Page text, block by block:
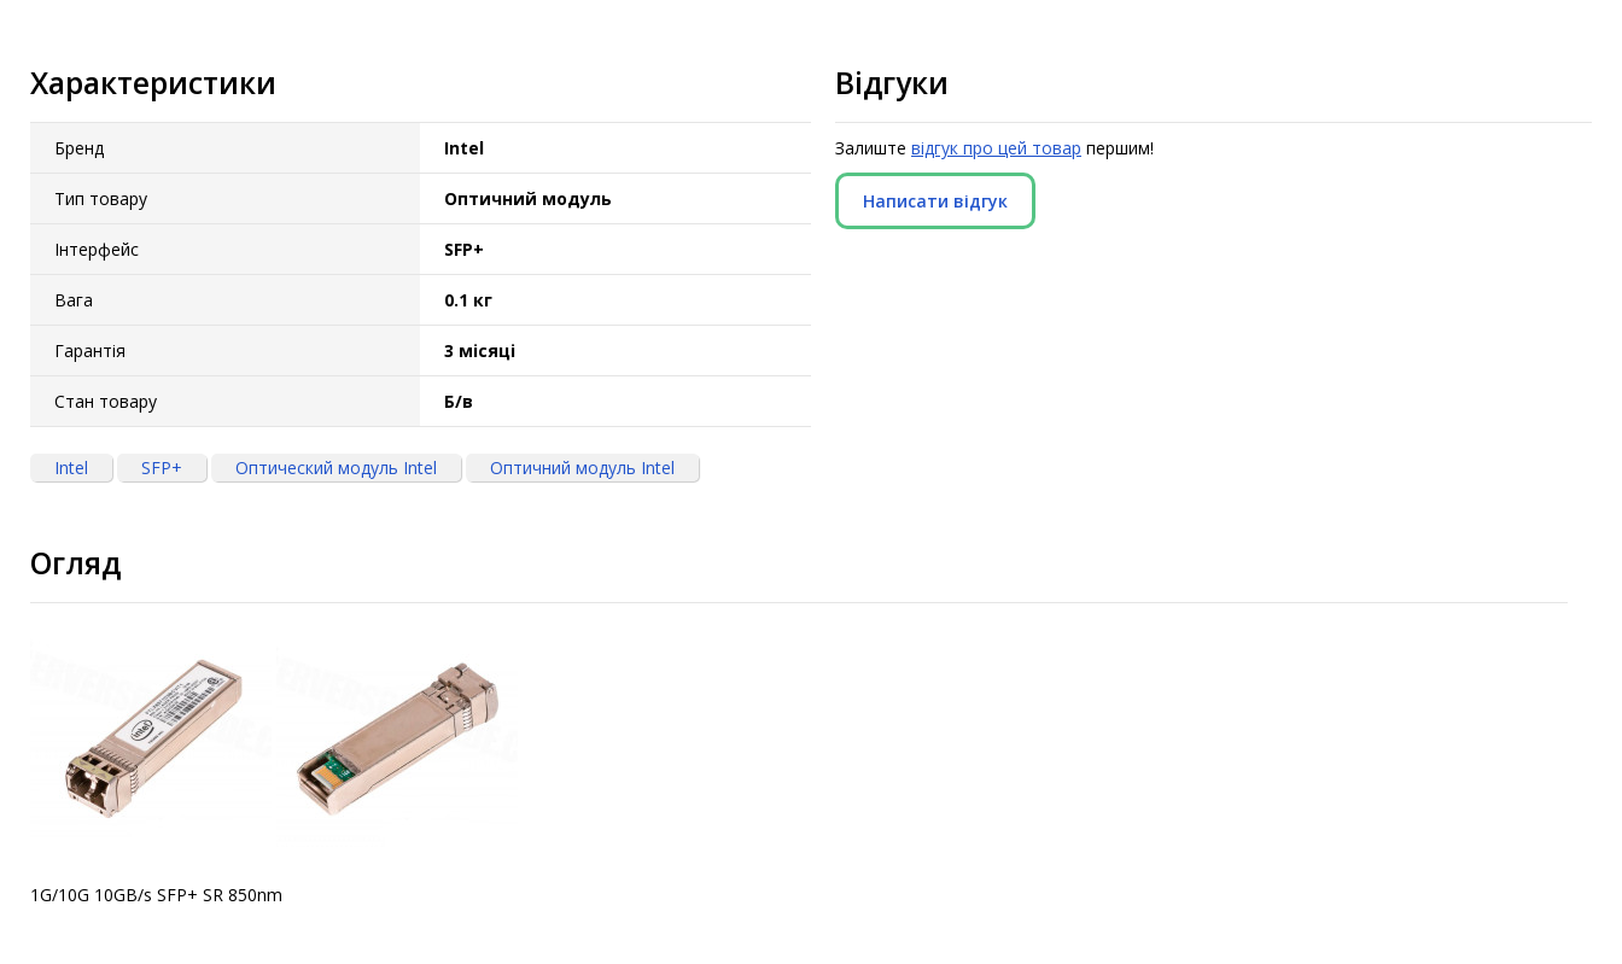
Характеристики
Бренд Intel
Тип товару Оптичний модуль
Інтерфейс SFP+
Вага 0.1 кг
Гарантія 3 місяці
Стан товару Б/в
Intel SFP+ Оптический модуль Intel Оптичний модуль Intel
Відгуки
Залиште відгук про цей товар першим!
Написати відгук
Огляд
1G/10G 10GB/s SFP+ SR 850nm